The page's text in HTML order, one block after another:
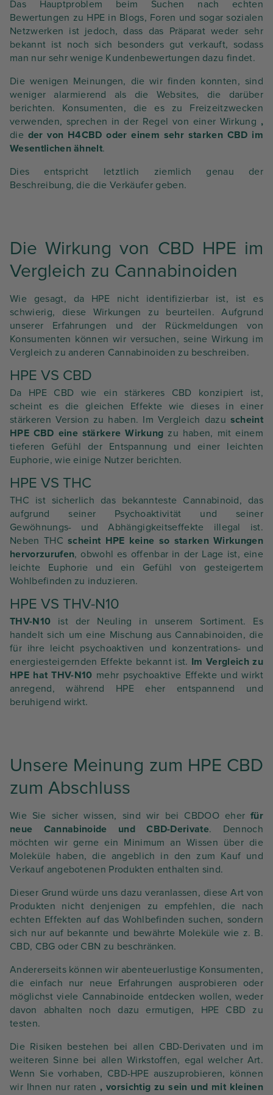
Das Hauptproblem beim Suchen nach echten
Bewertungen zu HPE in Blogs, Foren und sogar sozialen
Netzwerken ist jedoch, dass das Präparat weder sehr
bekannt ist noch sich besonders gut verkauft, sodass
man nur sehr wenige Kundenbewertungen dazu findet.
Die wenigen Meinungen, die wir finden konnten, sind
weniger alarmierend als die Websites, die darüber
berichten. Konsumenten, die es zu Freizeitzwecken
verwenden, sprechen in der Regel von einer Wirkung ,
die der von H4CBD oder einem sehr starken CBD im
Wesentlichen ähnelt.
Dies entspricht letztlich ziemlich genau der
Beschreibung, die die Verkäufer geben.
Die Wirkung von CBD HPE im
Vergleich zu Cannabinoiden
Wie gesagt, da HPE nicht identifizierbar ist, ist es
schwierig, diese Wirkungen zu beurteilen. Aufgrund
unserer Erfahrungen und der Rückmeldungen von
Konsumenten können wir versuchen, seine Wirkung im
Vergleich zu anderen Cannabinoiden zu beschreiben.
HPE VS CBD
Da HPE CBD wie ein stärkeres CBD konzipiert ist,
scheint es die gleichen Effekte wie dieses in einer
stärkeren Version zu haben. Im Vergleich dazu scheint
HPE CBD eine stärkere Wirkung zu haben, mit einem
tieferen Gefühl der Entspannung und einer leichten
Euphorie, wie einige Nutzer berichten.
HPE VS THC
THC ist sicherlich das bekannteste Cannabinoid, das
aufgrund seiner Psychoaktivität und seiner
Gewöhnungs- und Abhängigkeitseffekte illegal ist.
Neben THCscheint HPE keine so starken Wirkungen
hervorzurufen, obwohl es offenbar in der Lage ist, eine
leichte Euphorie und ein Gefühl von gesteigertem
Wohlbefinden zu induzieren.
HPE VS THV-N10
THV-N10 ist der Neuling in unserem Sortiment. Es
handelt sich um eine Mischung aus Cannabinoiden, die
für ihre leicht psychoaktiven und konzentrations- und
energiesteigernden Effekte bekannt ist. Im Vergleich zu
HPE hat THV-N10 mehr psychoaktive Effekte und wirkt
anregend, während HPE eher entspannend und
beruhigend wirkt.
Unsere Meinung zum HPE CBD
zum Abschluss
Wie Sie sicher wissen, sind wir bei CBDOO eherfür
neue Cannabinoide und CBD-Derivate. Dennoch
möchten wir gerne ein Minimum an Wissen über die
Moleküle haben, die angeblich in den zum Kauf und
Verkauf angebotenen Produkten enthalten sind.
Dieser Grund würde uns dazu veranlassen, diese Art von
Produkten nicht denjenigen zu empfehlen, die nach
echten Effekten auf das Wohlbefinden suchen, sondern
sich nur auf bekannte und bewährte Moleküle wie z. B.
CBD, CBG oder CBN zu beschränken.
Andererseits können wir abenteuerlustige Konsumenten,
die einfach nur neue Erfahrungen ausprobieren oder
möglichst viele Cannabinoide entdecken wollen, weder
davon abhalten noch dazu ermutigen, HPE CBD zu
testen.
Die Risiken bestehen bei allen CBD-Derivaten und im
weiteren Sinne bei allen Wirkstoffen, egal welcher Art.
Wenn Sie vorhaben, CBD-HPE auszuprobieren, können
wir Ihnen nur raten , vorsichtig zu sein und mit kleinen